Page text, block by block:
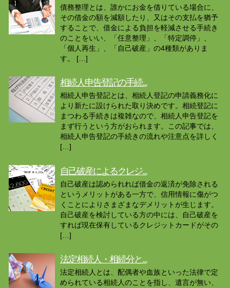
債務整理とは、誰かにお金を借りている場合に、
その借金の額を減額したり、又はその支払を猶予
することで、借金による負担を軽減させる手続き
のことをいい、「任意整理」、「特定調停」、
「個人再生」、「自己破産」の4種類がありま
す。 […]
相続人申告登記の手続...
相続人申告登記とは、相続人登記の申請義務化に
より新たに設けられた取り決めです。相続登記に
まつわる手続きは複雑なので、相続人申告登記を
まず行うという方がおられます。この記事では、
相続人申告登記の手続きの流れや注意点を詳しく
[…]
自己破産によるクレジ...
自己破産は認められれば借金の返済が免除される
というメリットがある一方で、信用情報に傷がつ
くことによりさまざまなデメリットが生じます。
自己破産を検討している方の中には、自己破産を
すれば現在保有しているクレジットカードがその
[…]
法定相続人・相続分と...
法定相続人とは、配偶者や血族といった法律で定
められている相続人のことを指し、遺言が無い、